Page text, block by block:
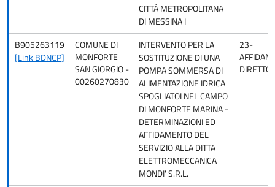
CITTÀ METROPOLITANA
DI MESSINA I
B905263119
[Link BDNCP]
COMUNE DI
MONFORTE
SAN GIORGIO -
00260270830
INTERVENTO PER LA
SOSTITUZIONE DI UNA
POMPA SOMMERSA DI
ALIMENTAZIONE IDRICA
SPOGLIATOI NEL CAMPO
DI MONFORTE MARINA -
DETERMINAZIONI ED
AFFIDAMENTO DEL
SERVIZIO ALLA DITTA
ELETTROMECCANICA
MONDI' S.R.L.
23-
DIRETTO